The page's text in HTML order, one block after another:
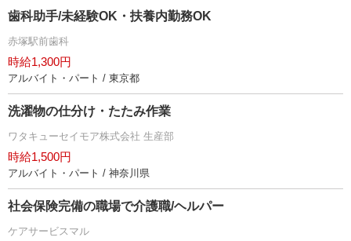
歯科助手/未経験OK・扶養内勤務OK
赤塚駅前歯科
時給1,300円
アルバイト・パート / 東京都
洗濯物の仕分け・たたみ作業
ワタキューセイモア株式会社 生産部
時給1,500円
アルバイト・パート / 神奈川県
社会保険完備の職場で介護職/ヘルパー
ケアサービスマル